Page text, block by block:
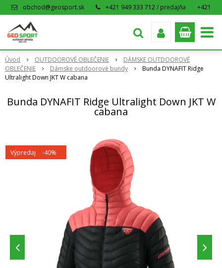
obchod@geosport.sk +421 949 333 712 / predajňa
+421
Úvod OUTDOOROVÉ OBLEČENIE
DÁMSKE OUTDOOROVÉ
OBLEČENIE
Dámske outdoorové bundy
Bunda DYNAFIT Ridge
Ultralight Down JKT W cabana
Bunda DYNAFIT Ridge Ultralight Down JKT W
cabana
Výpredaj -40%